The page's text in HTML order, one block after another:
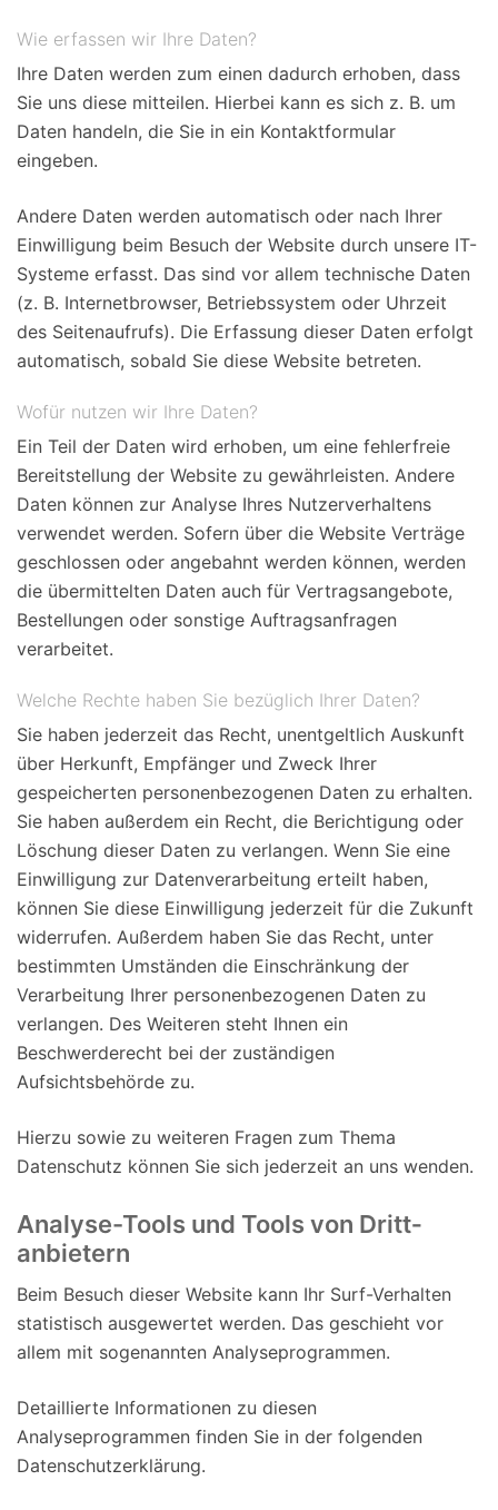
Wie erfassen wir Ihre Daten?
Ihre Daten werden zum einen dadurch erhoben, dass
Sie uns diese mitteilen. Hierbei kann es sich z. B. um
Daten handeln, die Sie in ein Kontaktformular
eingeben.
Andere Daten werden automatisch oder nach Ihrer
Einwilligung beim Besuch der Website durch unsere IT-
Systeme erfasst. Das sind vor allem technische Daten
(z. B. Internetbrowser, Betriebssystem oder Uhrzeit
des Seitenaufrufs). Die Erfassung dieser Daten erfolgt
automatisch, sobald Sie diese Website betreten.
Wofür nutzen wir Ihre Daten?
Ein Teil der Daten wird erhoben, um eine fehlerfreie
Bereitstellung der Website zu gewährleisten. Andere
Daten können zur Analyse Ihres Nutzerverhaltens
verwendet werden. Sofern über die Website Verträge
geschlossen oder angebahnt werden können, werden
die übermittelten Daten auch für Vertragsangebote,
Bestellungen oder sonstige Auftragsanfragen
verarbeitet.
Welche Rechte haben Sie bezüglich Ihrer Daten?
Sie haben jederzeit das Recht, unentgeltlich Auskunft
über Herkunft, Empfänger und Zweck Ihrer
gespeicherten personenbezogenen Daten zu erhalten.
Sie haben außerdem ein Recht, die Berichtigung oder
Löschung dieser Daten zu verlangen. Wenn Sie eine
Einwilligung zur Datenverarbeitung erteilt haben,
können Sie diese Einwilligung jederzeit für die Zukunft
widerrufen. Außerdem haben Sie das Recht, unter
bestimmten Umständen die Einschränkung der
Verarbeitung Ihrer personenbezogenen Daten zu
verlangen. Des Weiteren steht Ihnen ein
Beschwerderecht bei der zuständigen
Aufsichtsbehörde zu.
Hierzu sowie zu weiteren Fragen zum Thema
Datenschutz können Sie sich jederzeit an uns wenden.
Analyse-Tools und Tools von Dritt­
anbietern
Beim Besuch dieser Website kann Ihr Surf-Verhalten
statistisch ausgewertet werden. Das geschieht vor
allem mit sogenannten Analyseprogrammen.
Detaillierte Informationen zu diesen
Analyseprogrammen finden Sie in der folgenden
Datenschutzerklärung.